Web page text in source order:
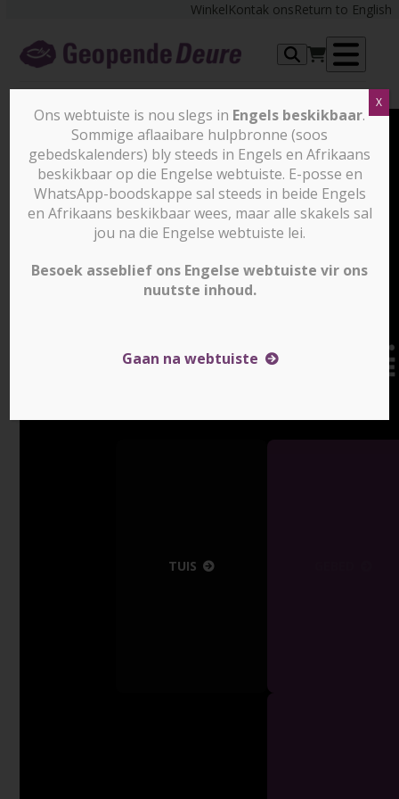
content
WinkelKontak onsReturn to English
TUIS
Ons webtuiste is nou slegs in Engels beskikbaar.
Sommige aflaaibare hulpbronne (soos
gebedskalenders) bly steeds in Engels en Afrikaans
beskikbaar op die Engelse webtuiste. E-posse en
WhatsApp-boodskappe sal steeds in beide Engels
en Afrikaans beskikbaar wees, maar alle skakels sal
jou na die Engelse webtuiste lei.
Besoek asseblief ons Engelse webtuiste vir ons
nuutste inhoud.
Gaan na webtuiste
X